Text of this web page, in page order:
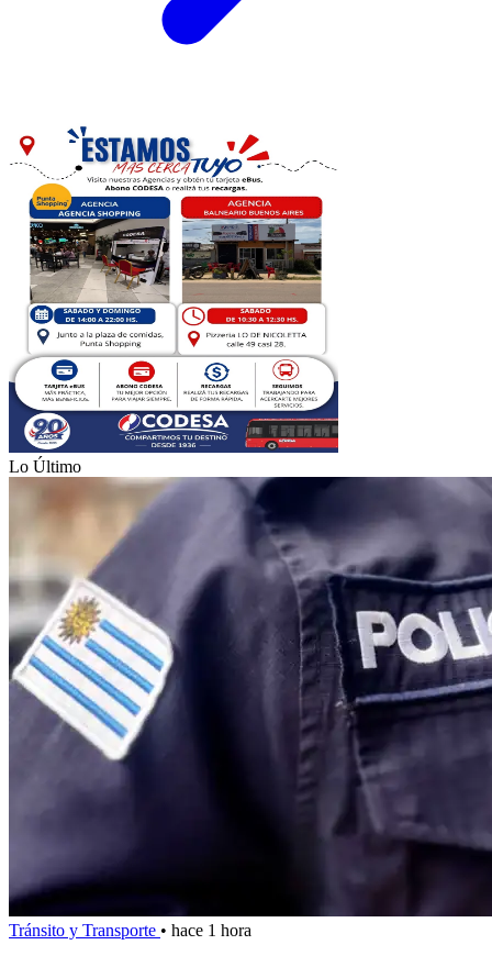
Lo Último
Tránsito y Transporte • hace 1 hora